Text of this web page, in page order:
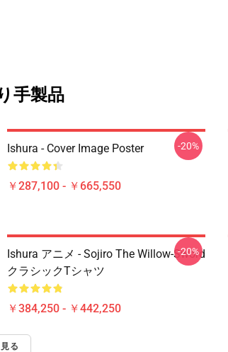
手製品
Ishura - Cover Image Poster
￥287,100 - ￥665,550
-20%
Ishura アニメ - Sojiro The Willow-Sword
クラシックTシャツ
￥384,250 - ￥442,250
-20%
る